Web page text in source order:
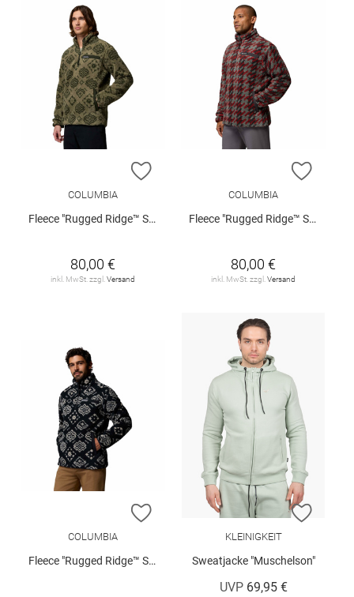
ZUR WUNSCHLISTE HINZUFÜGEN
COLUMBIA
Fleece "Rugged Ridge™ Sherpa"
80,00 €
inkl. MwSt. zzgl. Versand
ZUR
COLUMBIA
Fleece "Rugged Ridge™ Sherpa"
80,00 €
inkl. MwSt. zzgl. Versand
ZUR WUNSCHLISTE HINZUFÜGEN
COLUMBIA
Fleece "Rugged Ridge™ Sherpa"
ZUR
KLEINIGKEIT
Sweatjacke "Muschelson"
UVP 69,95 €